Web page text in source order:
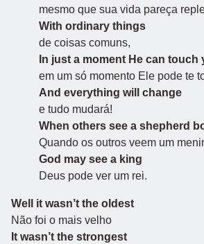
mesmo que sua vida pareça
With ordinary things
de coisas comuns,
In just a moment He can touch
em um só momento Ele pode te
And everything will change
e tudo mudará!
When others see a shepherd
Quando os outros veem um
God may see a king
Deus pode ver um rei.
Well it wasn’t the oldest
Não foi o mais velho
It wasn’t the strongest